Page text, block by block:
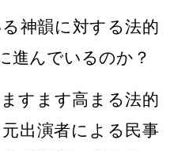
神韻に対する法的
進んでいるのか？
すます高まる法的
出演者による民事